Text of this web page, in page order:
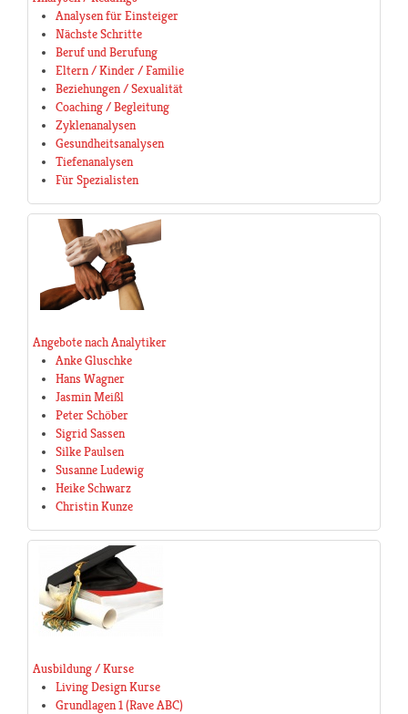
Analysen für Einsteiger
Nächste Schritte
Beruf und Berufung
Eltern / Kinder / Familie
Beziehungen / Sexualität
Coaching / Begleitung
Zyklenanalysen
Gesundheitsanalysen
Tiefenanalysen
Für Spezialisten
Angebote nach Analytiker
Anke Gluschke
Hans Wagner
Jasmin Meißl
Peter Schöber
Sigrid Sassen
Silke Paulsen
Susanne Ludewig
Heike Schwarz
Christin Kunze
Ausbildung / Kurse
Living Design Kurse
Grundlagen 1 (Rave ABC)